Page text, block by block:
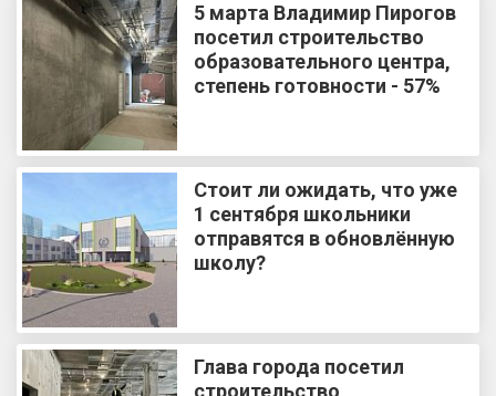
5 марта Владимир Пирогов
посетил строительство
образовательного центра,
степень готовности - 57%
Стоит ли ожидать, что уже
1 сентября школьники
отправятся в обновлённую
школу?
Глава города посетил
строительство